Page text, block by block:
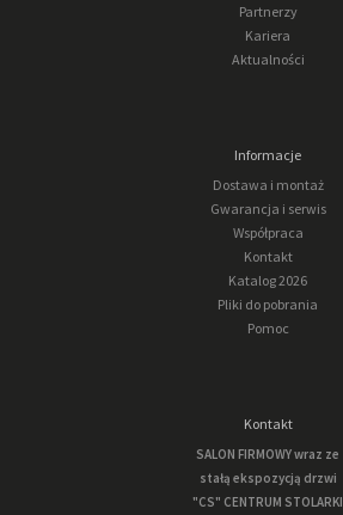
Partnerzy
Kariera
Aktualności
Informacje
Dostawa i montaż
Gwarancja i serwis
Współpraca
Kontakt
Katalog 2026
Pliki do pobrania
Pomoc
Kontakt
SALON FIRMOWY wraz ze
stałą ekspozycją drzwi
"CS" CENTRUM STOLARKI